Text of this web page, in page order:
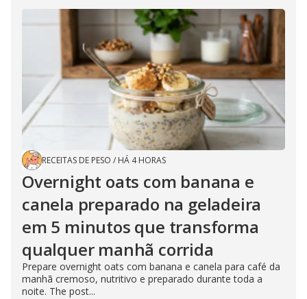
RECEITAS DE PESO / HÁ 4 HORAS
Overnight oats com banana e
canela preparado na geladeira
em 5 minutos que transforma
qualquer manhã corrida
Prepare overnight oats com banana e canela para café da
manhã cremoso, nutritivo e preparado durante toda a
noite. The post...